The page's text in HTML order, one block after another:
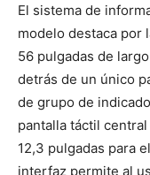
El sistema de
modelo destaca por
56 pulgadas de
detrás de un único
de grupo de
pantalla táctil
12,3 pulgadas para
interfaz permite al